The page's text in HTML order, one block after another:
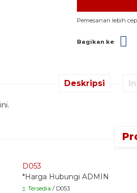
Pemesanan lebih
Bagikan ke
Deskripsi
D053
*Harga Hubungi ADMIN
Tersedia / D053